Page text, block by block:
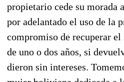
propietario cede su morada
por adelantado el uso de la
compromiso de recuperar
de uno o dos años, si
dieron sin intereses.